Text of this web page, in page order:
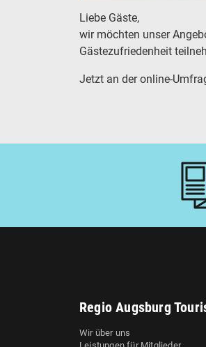
Liebe Gäste,
wir möchten unser
Gästezufriedenheit
Jetzt an der online-
Regio Augsburg
Wir über uns